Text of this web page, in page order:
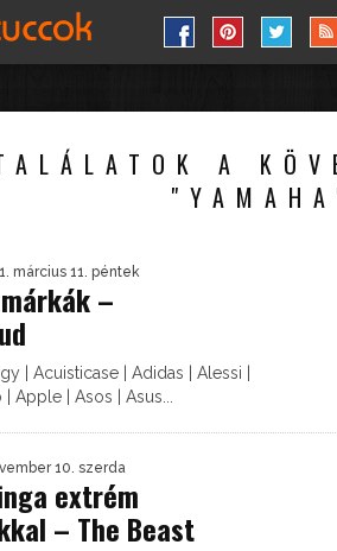
A
március 11. péntek
–
| Acuisticase | Adidas | Alessi |
Apple | Asos | Asus...
10. szerda
extrém
– The Beast